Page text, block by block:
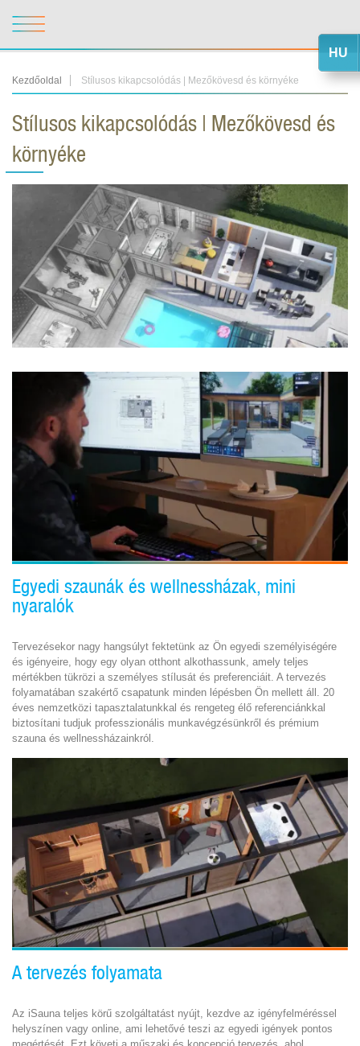
Kezdőoldal Stílusos kikapcsolódás | Mezőkövesd és környéke
Stílusos kikapcsolódás | Mezőkövesd és
környéke
Egyedi szaunák és wellnessházak, mini
nyaralók
Tervezésekor nagy hangsúlyt fektetünk az Ön egyedi személyiségére
és igényeire, hogy egy olyan otthont alkothassunk, amely teljes
mértékben tükrözi a személyes stílusát és preferenciáit. A tervezés
folyamatában szakértő csapatunk minden lépésben Ön mellett áll. 20
éves nemzetközi tapasztalatunkkal és rengeteg élő referenciánkkal
biztosítani tudjuk professzionális munkavégzésünkről és prémium
szauna és wellnessházainkról.
A tervezés folyamata
Az iSauna teljes körű szolgáltatást nyújt, kezdve az igényfelméréssel
helyszínen vagy online, ami lehetővé teszi az egyedi igények pontos
HU